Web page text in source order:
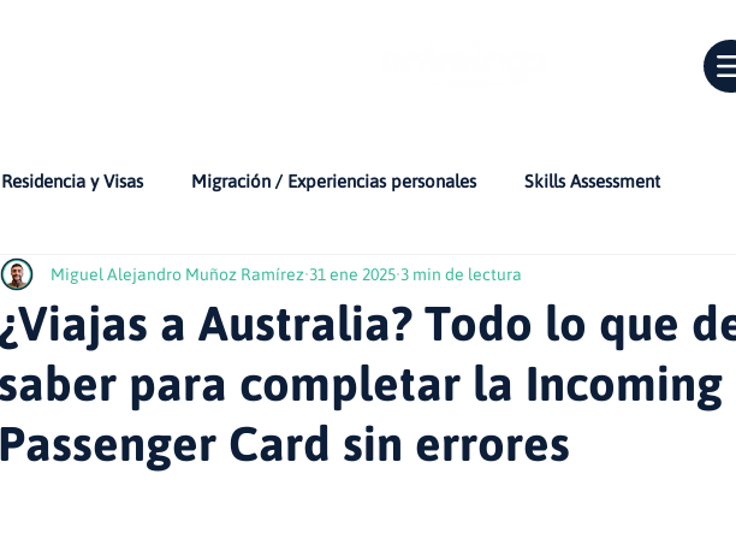
Residencia y Visas Migración / Experiencias personales Skills Assessment
/ Profesionales Varios Vida en Australia Traducciones Inglés
Uber eats Educación en Australia Familia en Australia Finanzas
Licencia de conducir
¿Viajas a Australia? Todo lo que
saber para completar la Incoming
Passenger Card sin errores
Miguel Alejandro Muñoz Ramírez 31 ene 2025 3 min de lectura